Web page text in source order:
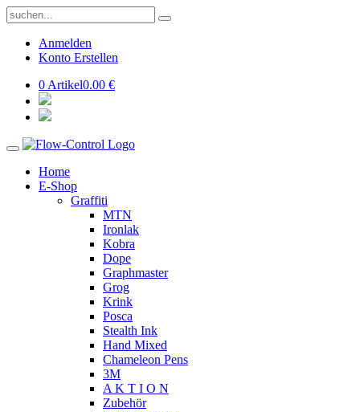
Anmelden
Konto Erstellen
0 Artikel0.00 €
Home
E-Shop
Graffiti
MTN
Ironlak
Kobra
Dope
Graphmaster
Grog
Krink
Posca
Stealth Ink
Hand Mixed
Chameleon Pens
3M
A K T I O N
Zubehör